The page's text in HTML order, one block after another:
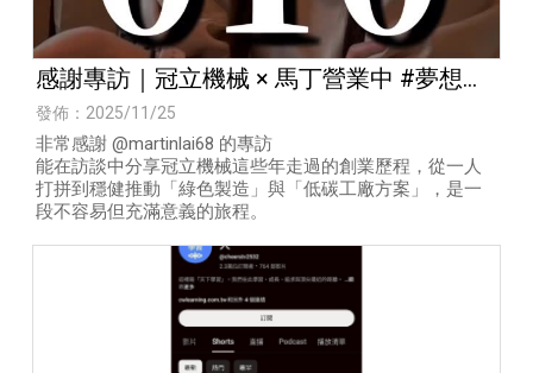
感謝專訪｜冠立機械 × 馬丁營業中 #夢想
100里
發佈：2025/11/25
非常感謝 @martinlai68 的專訪
能在訪談中分享冠立機械這些年走過的創業歷程，從一人
打拼到穩健推動「綠色製造」與「低碳工廠方案」，是一
段不容易但充滿意義的旅程。